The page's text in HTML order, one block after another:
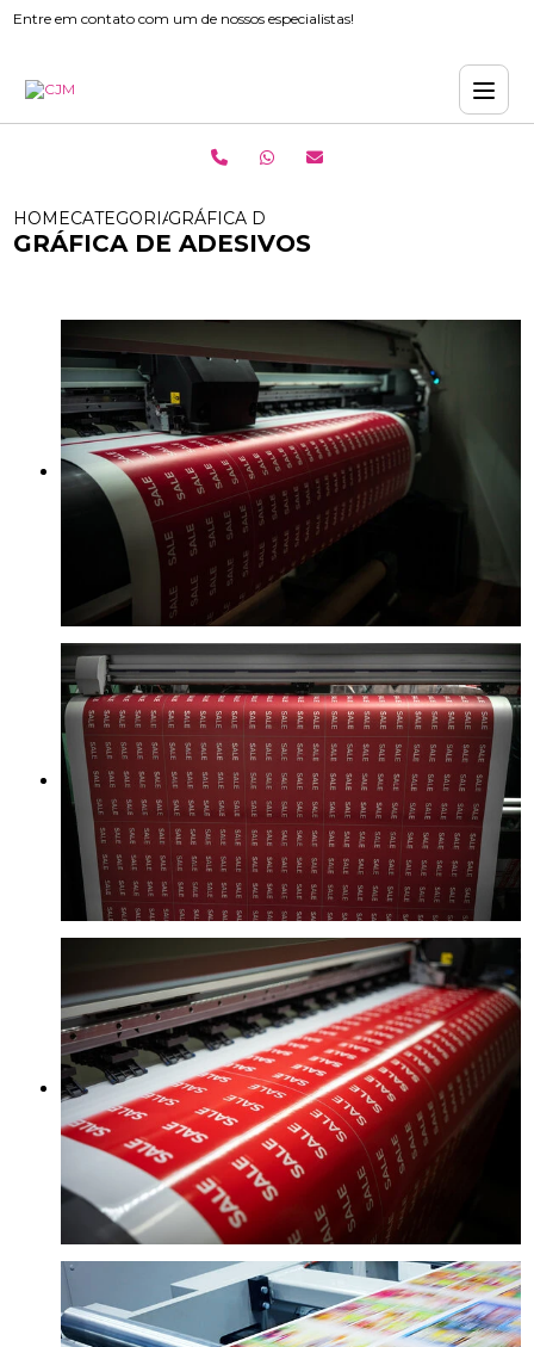
Entre em contato com um de nossos especialistas!
HOMECATEGORIASGRÁFICA DE ADESIVOS
GRÁFICA DE ADESIVOS